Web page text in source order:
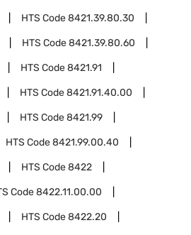
HTS Code8421.39.80.30
HTS Code8421.39.80.60
HTS Code8421.91
HTS Code8421.91.40.00
HTS Code8421.99
HTS Code8421.99.00.40
HTS Code8422
Code8422.11.00.00
HTS Code8422.20